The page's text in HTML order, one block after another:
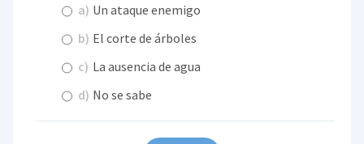
a) Un ataque enemigo
b) El corte de árboles
c) La ausencia de agua
d) No se sabe